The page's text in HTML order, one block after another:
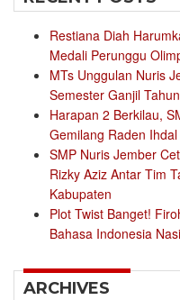
Restiana Diah
Medali Perunggu
MTs Unggulan Nuris
Semester Ganjil
Harapan 2 Berkilau,
Gemilang Raden
SMP Nuris Jember
Rizky Aziz Antar Tim
Kabupaten
Plot Twist Banget!
Bahasa Indonesia
ARCHIVES